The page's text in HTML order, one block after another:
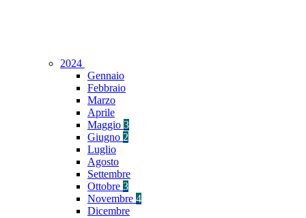
2024
Gennaio
Febbraio
Marzo
Aprile
Maggio 3
Giugno 2
Luglio
Agosto
Settembre
Ottobre 3
Novembre 4
Dicembre